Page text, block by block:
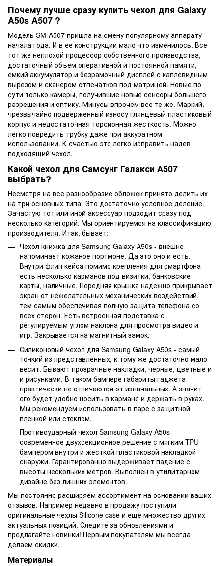
Почему лучше сразу купить чехол для Galaxy
A50s A507 ?
Модель SM-A507 пришла на смену популярному аппарату
начала года. И в ее конструкции мало что изменилось. Все
тот же неплохой процессор собственного производства,
достаточный объем оперативной и постоянной памяти,
емкий аккумулятор и безрамочный дисплей с каплевидным
вырезом и сканером отпечатков под матрицей. Новые по
сути только камеры, получившие новые сенсоры большего
разрешения и оптику. Минусы впрочем все те же. Маркий,
чрезвычайно подверженный износу глянцевый пластиковый
корпус и недостаточная торсионная жесткость. Можно
легко повредить трубку даже при аккуратном
использовании. К счастью это легко исправить надев
подходящий чехол.
Какой чехол для Самсунг Галакси А507
выбрать?
Несмотря на все разнообразие обложек принято делить их
на три основных типа. Это достаточно условное деление.
Зачастую тот или иной аксессуар подходит сразу под
несколько категорий. Мы ориентируемся на классификацию
производителя. Итак, бывает:
Чехол книжка для Samsung Galaxy A50s - внешне
напоминает кожаное портмоне. Да это оно и есть.
Внутри флип кейса помимо крепления для смартфона
есть несколько карманов под визитки, банковские
карты, наличные. Передняя крышка надежно прикрывает
экран от нежелательных механических воздействий,
тем самым обеспечивая полную защита телефона со
всех сторон. Есть встроенная подставка с
регулируемым углом наклона для просмотра видео и
игр. Закрывается на магнитный замок.
Силиконовый чехол для Samsung Galaxy A50s - самый
тонкий из представленных, к тому же достаточно мало
весит. Бывают прозрачные накладки, черные, цветные и
и рисунками. В таком бампере габариты гаджета
практически не отличаются от изначальных. А значит
его будет удобно носить в кармане и держать в руках.
Мы рекомендуем использовать в паре с защитной
пленкой или стеклом.
Противоударный чехол Samsung Galaxy A50s -
современное двухсекционное решение с мягким TPU
бампером внутри и жесткой пластиковой накладкой
снаружи. Гарантированно выдерживает падение с
высоты нескольких метров. Выполнен в утилитарном
дизайне без лишних элементов.
Мы постоянно расширяем ассортимент на основании ваших
отзывов. Например недавно в продажу поступили
оригинальные чехлы Silicone case и еще множество других
актуальных позиций. Следите за обновлениями и
предлагайте новинки! Первым покупателям мы всегда
делаем скидки.
Материалы